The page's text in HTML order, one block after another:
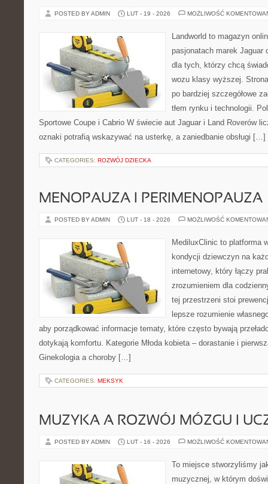
POSTED BY ADMIN LUT - 19 - 2026 MOŻLIWOŚĆ
Landworld to magazyn
pasjonatach marek Jaguar
dla tych, którzy chcą
wozu klasy wyższej.
po bardziej szczegółowe
tłem rynku i technologii.
Sportowe Coupe i Cabrio W świecie aut Jaguar i Land Roverów
oznaki potrafią wskazywać na usterkę, a zaniedbanie obsługi […]
CATEGORIES: ROZWÓJ DZIECKA
MENOPAUZA I PERIMENOPAUZA
POSTED BY ADMIN LUT - 18 - 2026 MOŻLIWOŚĆ
MediluxClinic to platforma
kondycji dziewczyn na
internetowy, który łączy
zrozumieniem dla
tej przestrzeni stoi
lepsze rozumienie
aby porządkować informacje tematy, które często bywają
dotykają komfortu. Kategorie Młoda kobieta – dorastanie i
Ginekologia a choroby […]
CATEGORIES: MEKSYK
MUZYKA A ROZWÓJ MÓZGU I
POSTED BY ADMIN LUT - 16 - 2026 MOŻLIWOŚĆ
To miejsce stworzyliśmy
muzycznej, w którym